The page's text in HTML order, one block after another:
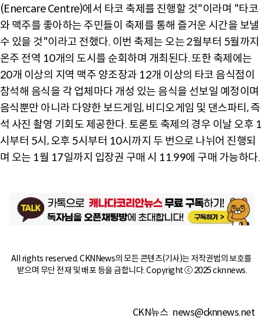
(Enercare Centre)에서 타코 축제를 진행할 것"이라며 "타코
와 맥주를 좋아하는 주민들이 축제를 통해 즐거운 시간을 보낼
수 있을 것"이라고 전했다. 이번 축제는 오는 2월부터 5월까지
온주 전역 10개의 도시를 순회하며 개최된다. 또한 축제에는
20개 이상의 지역 맥주 양조장과 12개 이상의 타코 음식점이
참석해 음식을 각 업체마다 개성 있는 음식을 선보일 예정이며
음식뿐만 아니라 다양한 보드게임, 비디오게임 및 댄스파티, 즉
석 사진 촬영 기회도 제공한다. 토론토 축제의 경우 이날 오후 1
시부터 5시, 오후 5시부터 10시까지 두 번으로 나뉘어 진행되
며 오는 1월 17일까지 입장권 구매 시 11.99에 구매 가능하다.
All rights reserved. CKNNews의 모든 콘텐츠(기사)는 저작권법의 보호를
받으며 무단 전재 및 배포 등을 금합니다. Copyright ⓒ 2025 cknnews.
CKN뉴스 news@cknnews.net